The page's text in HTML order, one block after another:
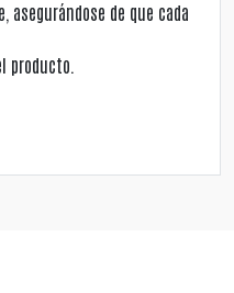
asegurándose de que cada
producto.